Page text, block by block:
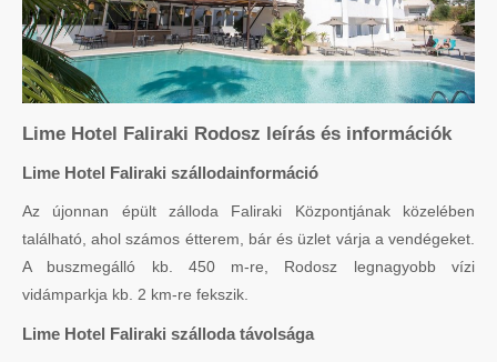
Lime Hotel Faliraki Rodosz leírás és információk
Lime Hotel Faliraki szállodainformáció
Az újonnan épült zálloda Faliraki Központjának közelében
található, ahol számos étterem, bár és üzlet várja a vendégeket.
A buszmegálló kb. 450 m-re, Rodosz legnagyobb vízi
vidámparkja kb. 2 km-re fekszik.
Lime Hotel Faliraki szálloda távolsága